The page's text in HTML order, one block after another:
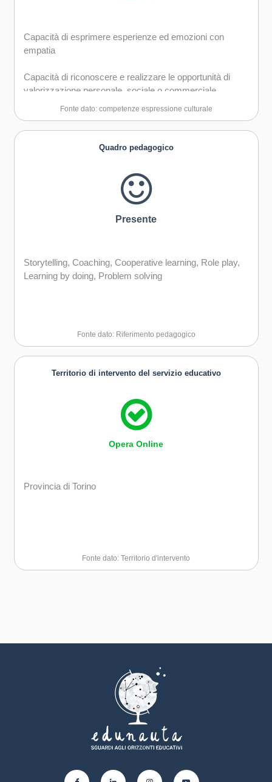
Capacità di esprimere esperienze ed emozioni con
empatia
Capacità di riconoscere e realizzare le opportunità di
valorizzazione personale, sociale o commerciale
mediante le arti e le altre forme culturali
Capacità di impegnarsi in processi creativi sia
individualmente che collettivamente
Fonte dato: competenze espressione culturale
Quadro pedagogico
Presente
Storytelling, Coaching, Cooperative learning, Role play,
Learning by doing, Problem solving
Fonte dato: Riferimento pedagogico
Territorio di intervento del servizio educativo
Opera Online
Provincia di Torino
Fonte dato: Territorio d'intervento